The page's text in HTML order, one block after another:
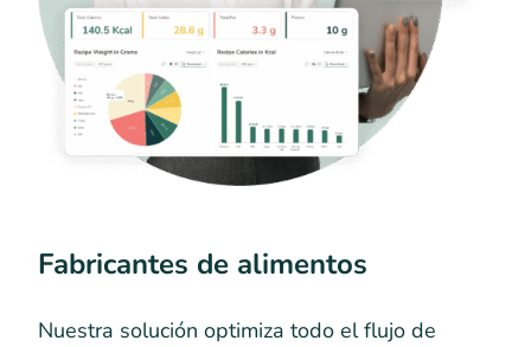
Fabricantes de alimentos
Nuestra solución optimiza todo el flujo de